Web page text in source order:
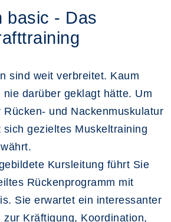
basic - Das
sind weit verbreitet. Kaum
nie darüber geklagt hätte. Um
Rücken- und Nackenmuskulatur
gezieltes Muskeltraining
Kursleitung führt Sie
Rückenprogramm mit
Sie erwartet ein interessanter
zur Kräftigung, Koordination,